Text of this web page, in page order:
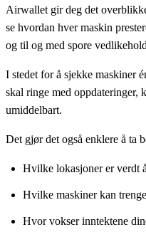
Airwallet gir deg det
se hvordan hver maskin
og til og med spore
I stedet for å sjekke maskiner
skal ringe med oppdateringer,
umiddelbart.
Det gjør det også enklere å ta
Hvilke lokasjoner er verdt
Hvilke maskiner kan
Hvor vokser inntektene